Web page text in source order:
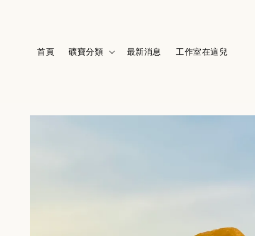
首頁 礦寶分類 最新消息 工作室在這兒